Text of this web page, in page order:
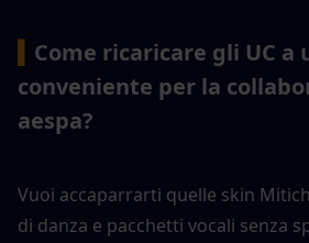
Come ricaricare gli UC a
conveniente per la
aespa?
Vuoi accaparrarti quelle skin
di danza e pacchetti vocali senza